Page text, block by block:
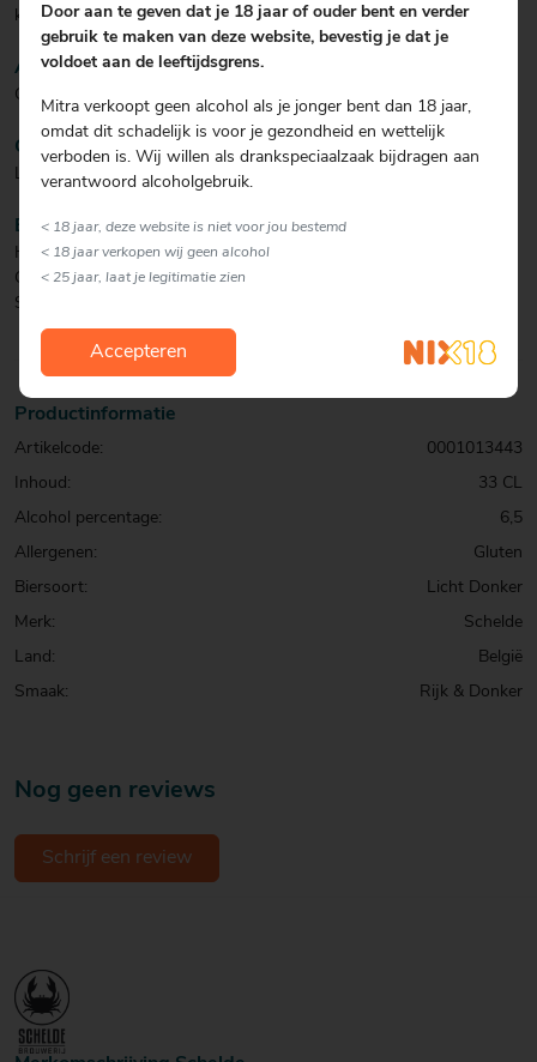
karakter maar mild in de omgang.
AFDRONK
Goed drinkbaar bier met een mooie fruitige nasmaak.
CULINAIR
Lekker bij een salade met ham.
BIJZONDERHEDEN
Haar naam verwijst naar het krachtige, roodkleurige kanon van de
Gentenaren dat doeltreffend werd ingezet in hun strijd tegen de
Spanjaarden.
Nog geen reviews
Schrijf een review
Productinformatie
Artikelcode:
0001013443
Inhoud:
33 CL
Alcohol percentage:
6,5
Allergenen:
Gluten
Biersoort:
Licht Donker
Merk:
Schelde
Land:
België
Smaak:
Rijk & Donker
Door aan te geven dat je 18 jaar of ouder bent en verder
gebruik te maken van deze website, bevestig je dat je
voldoet aan de leeftijdsgrens.
Mitra verkoopt geen alcohol als je jonger bent dan 18 jaar,
omdat dit schadelijk is voor je gezondheid en wettelijk
verboden is. Wij willen als drankspeciaalzaak bijdragen aan
verantwoord alcoholgebruik.
< 18 jaar, deze website is niet voor jou bestemd
< 18 jaar verkopen wij geen alcohol
< 25 jaar, laat je legitimatie zien
Accepteren